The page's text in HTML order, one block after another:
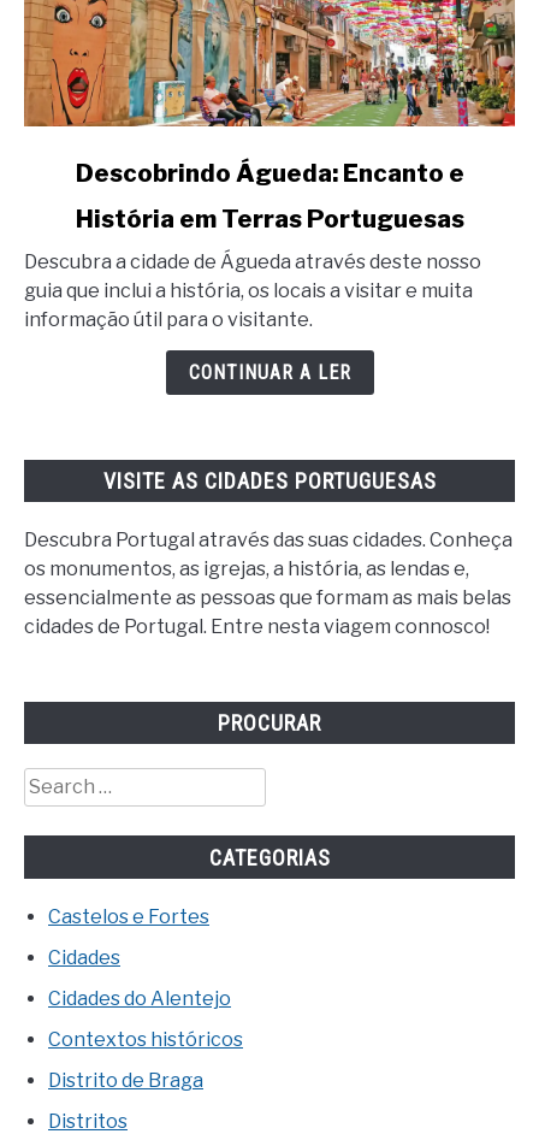
Descobrindo
Águeda:
Encanto
e
Descobrindo Águeda: Encanto e
História em Terras Portuguesas
Descubra a cidade de Águeda através deste nosso
guia que inclui a história, os locais a visitar e muita
informação útil para o visitante.
CONTINUAR A LER
VISITE AS CIDADES PORTUGUESAS
Descubra Portugal através das suas cidades. Conheça
os monumentos, as igrejas, a história, as lendas e,
essencialmente as pessoas que formam as mais belas
cidades de Portugal. Entre nesta viagem connosco!
PROCURAR
Search
for:
CATEGORIAS
Castelos e Fortes
Cidades
Cidades do Alentejo
Contextos históricos
Distrito de Braga
Distritos